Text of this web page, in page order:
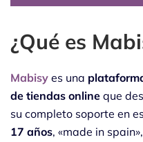
¿Qué es
Mabisy es una
de tiendas online que
su completo soporte en
17 años, «made in